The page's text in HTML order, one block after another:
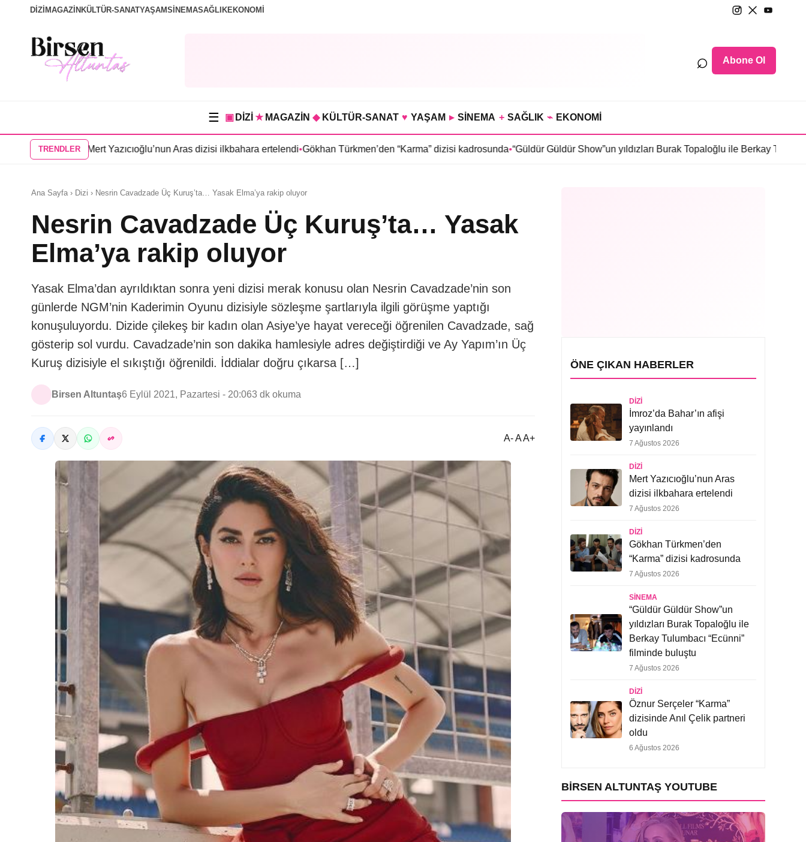
DİZİ MAGAZİN KÜLTÜR-SANATYAŞAMSİNEMASAĞLIKEKONOMİ
⌕ Abone Ol
☰ ▣ DİZİ ★ MAGAZİN ◆ KÜLTÜR-SANAT ♥ YAŞAM ▸ SİNEMA + SAĞLIK ⌁ EKONOMİ
TRENDLER
Mert Yazıcıoğlu’nun Aras dizisi ilkbahara ertelendi•Gökhan Türkmen’den “Karma” dizisi kadrosunda •“Güldür Güldür Show”un yıldızları Burak Topaloğlu ile Berkay Tulumbacı
Ana Sayfa › Dizi › Nesrin Cavadzade Üç Kuruş’ta… Yasak Elma’ya rakip oluyor
Nesrin Cavadzade Üç Kuruş’ta… Yasak
Elma’ya rakip oluyor
Yasak Elma’dan ayrıldıktan sonra yeni dizisi merak konusu olan Nesrin Cavadzade’nin son
günlerde NGM’nin Kaderimin Oyunu dizisiyle sözleşme şartlarıyla ilgili görüşme yaptığı
konuşuluyordu. Dizide çilekeş bir kadın olan Asiye’ye hayat vereceği öğrenilen Cavadzade, sağ
gösterip sol vurdu. Cavadzade’nin son dakika hamlesiyle adres değiştirdiği ve Ay Yapım’ın Üç
Kuruş dizisiyle el sıkıştığı öğrenildi. İddialar doğru çıkarsa […]
Birsen Altuntaş6 Eylül 2021, Pazartesi - 20:063 dk okuma
A- A A+
ÖNE ÇIKAN HABERLER
DIZI
İmroz’da Bahar’ın afişi
yayınlandı
7 Ağustos 2026
DIZI
Mert Yazıcıoğlu’nun Aras
dizisi ilkbahara ertelendi
7 Ağustos 2026
DIZI
Gökhan Türkmen’den
“Karma” dizisi kadrosunda
7 Ağustos 2026
SINEMA
“Güldür Güldür Show”un
yıldızları Burak Topaloğlu ile
Berkay Tulumbacı “Ecünni”
filminde buluştu
7 Ağustos 2026
DIZI
Öznur Serçeler “Karma”
dizisinde Anıl Çelik partneri
oldu
6 Ağustos 2026
BIRSEN ALTUNTAŞ YOUTUBE